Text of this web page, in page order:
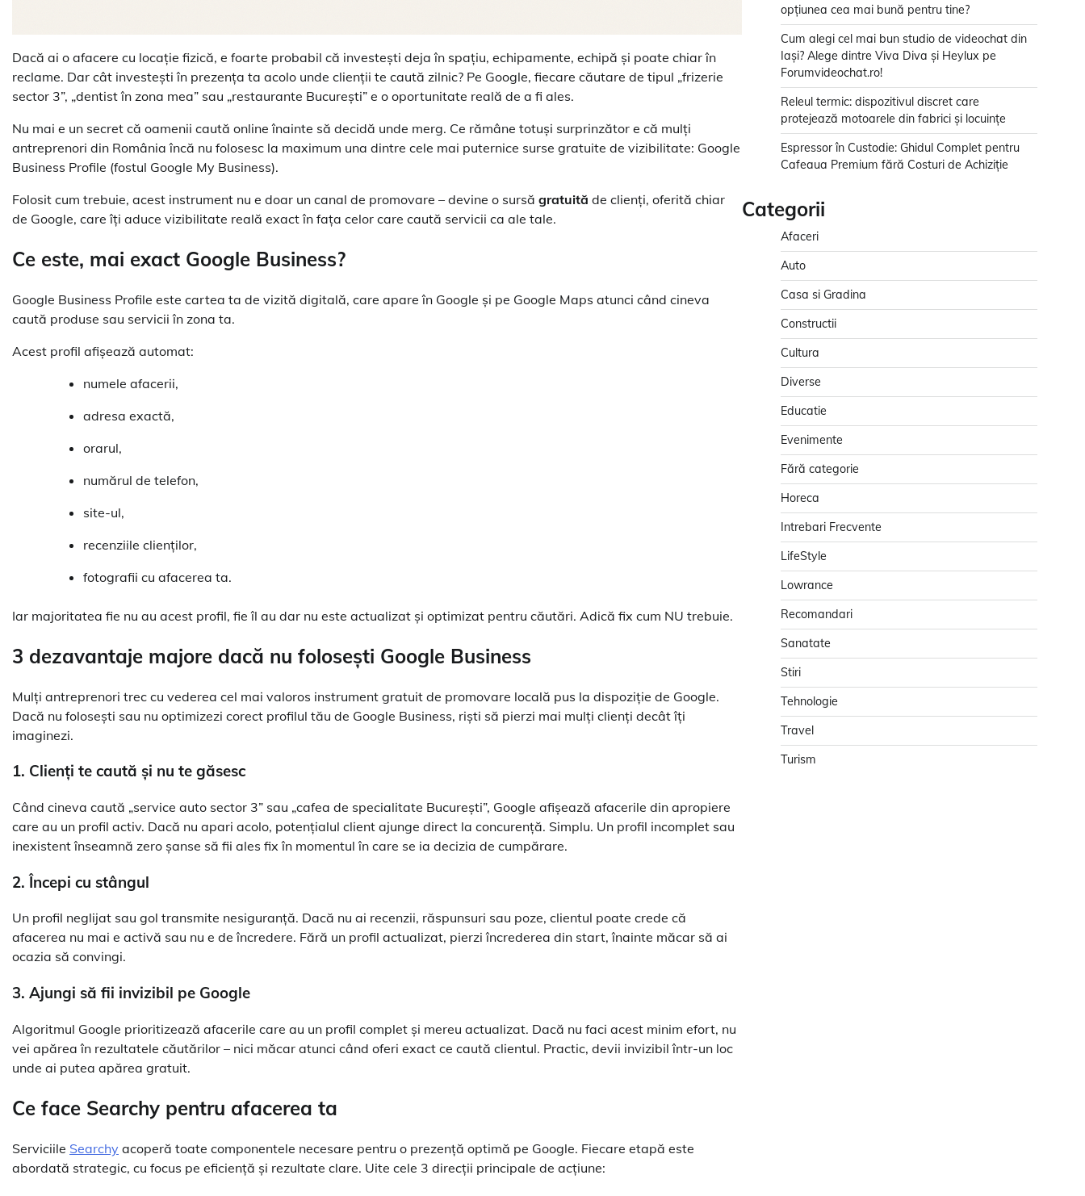
Dacă ai o afacere cu locație fizică, e foarte probabil că investești deja în spațiu, echipamente, echipă și poate chiar în
reclame. Dar cât investești în prezența ta acolo unde clienții te caută zilnic? Pe Google, fiecare căutare de tipul „frizerie
sector 3”, „dentist în zona mea” sau „restaurante București” e o oportunitate reală de a fi ales.
Nu mai e un secret că oamenii caută online înainte să decidă unde merg. Ce rămâne totuși surprinzător e că mulți
antreprenori din România încă nu folosesc la maximum una dintre cele mai puternice surse gratuite de vizibilitate: Google
Business Profile (fostul Google My Business).
Folosit cum trebuie, acest instrument nu e doar un canal de promovare – devine o sursă gratuită de clienți, oferită chiar
de Google, care îți aduce vizibilitate reală exact în fața celor care caută servicii ca ale tale.
Ce este, mai exact Google Business?
Google Business Profile este cartea ta de vizită digitală, care apare în Google și pe Google Maps atunci când cineva
caută produse sau servicii în zona ta.
Acest profil afișează automat:
numele afacerii,
adresa exactă,
orarul,
numărul de telefon,
site-ul,
recenziile clienților,
fotografii cu afacerea ta.
Iar majoritatea fie nu au acest profil, fie îl au dar nu este actualizat și optimizat pentru căutări. Adică fix cum NU trebuie.
3 dezavantaje majore dacă nu folosești Google Business
Mulți antreprenori trec cu vederea cel mai valoros instrument gratuit de promovare locală pus la dispoziție de Google.
Dacă nu folosești sau nu optimizezi corect profilul tău de Google Business, riști să pierzi mai mulți clienți decât îți
imaginezi.
1. Clienți te caută și nu te găsesc
Când cineva caută „service auto sector 3” sau „cafea de specialitate București”, Google afișează afacerile din apropiere
care au un profil activ. Dacă nu apari acolo, potențialul client ajunge direct la concurență. Simplu. Un profil incomplet sau
inexistent înseamnă zero șanse să fii ales fix în momentul în care se ia decizia de cumpărare.
2. Începi cu stângul
Un profil neglijat sau gol transmite nesiguranță. Dacă nu ai recenzii, răspunsuri sau poze, clientul poate crede că
afacerea nu mai e activă sau nu e de încredere. Fără un profil actualizat, pierzi încrederea din start, înainte măcar să ai
ocazia să convingi.
3. Ajungi să fii invizibil pe Google
Algoritmul Google prioritizează afacerile care au un profil complet și mereu actualizat. Dacă nu faci acest minim efort, nu
vei apărea în rezultatele căutărilor – nici măcar atunci când oferi exact ce caută clientul. Practic, devii invizibil într-un loc
unde ai putea apărea gratuit.
Ce face Searchy pentru afacerea ta
Serviciile Searchy acoperă toate componentele necesare pentru o prezență optimă pe Google. Fiecare etapă este
abordată strategic, cu focus pe eficiență și rezultate clare. Uite cele 3 direcții principale de acțiune:
opțiunea cea mai bună pentru tine?
Cum alegi cel mai bun studio de videochat din
Iași? Alege dintre Viva Diva și Heylux pe
Forumvideochat.ro!
Releul termic: dispozitivul discret care
protejează motoarele din fabrici și locuințe
Espressor în Custodie: Ghidul Complet pentru
Cafeaua Premium fără Costuri de Achiziție
Categorii
Afaceri
Auto
Casa si Gradina
Constructii
Cultura
Diverse
Educatie
Evenimente
Fără categorie
Horeca
Intrebari Frecvente
LifeStyle
Lowrance
Recomandari
Sanatate
Stiri
Tehnologie
Travel
Turism